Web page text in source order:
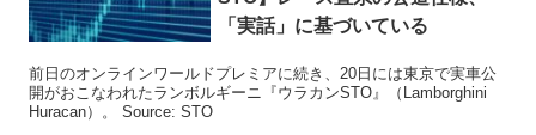
「実話」に基づいている
前日のオンラインワールドプレミアに続き、20日には東京で実車公
開がおこなわれたランボルギーニ『ウラカンSTO』（Lamborghini
Huracan）。 Source: STO